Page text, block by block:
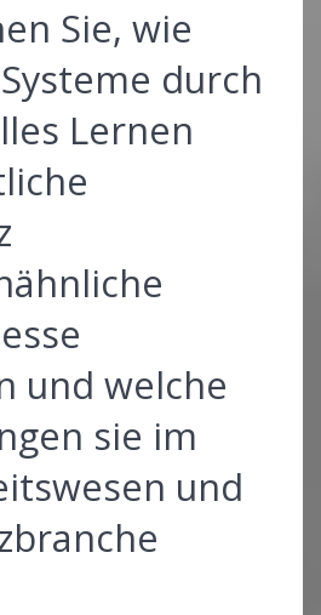
Sie, wie
durch
Lernen
und welche
sie im
und